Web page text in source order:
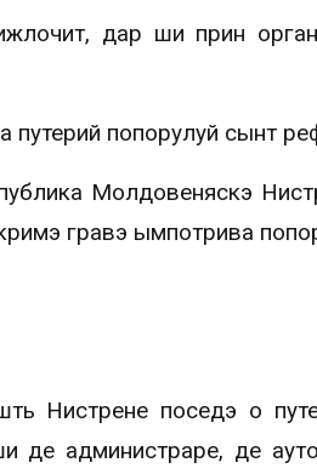
дар ши прин
путерий попорулуй сынт
Молдовеняскэ
гравэ ымпотрива
Нистрене поседэ о
де администраре, де